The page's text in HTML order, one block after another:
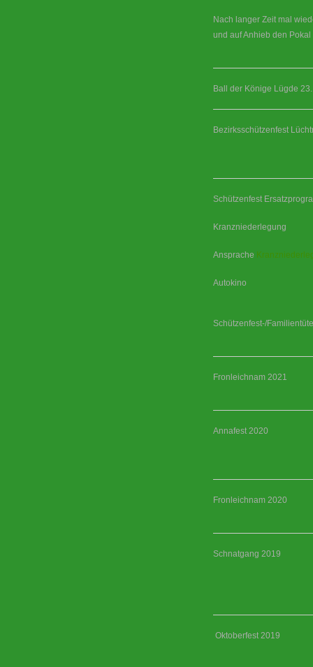
Nach langer Zeit mal
und auf Anhieb den
Ball der Könige Lügde
Bezirksschützenfest
Schützenfest
Kranzniederlegung
Ansprache
Autokino
Schützenfest-/
Fronleichnam 2021
Annafest 2020
Fronleichnam 2020
Schnatgang 2019
Oktoberfest 2019